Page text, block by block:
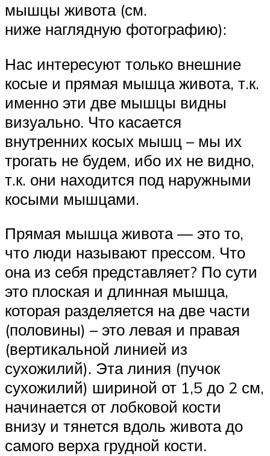
мышцы живота (см.
ниже наглядную фотографию):
Нас интересуют только внешние
косые и прямая мышца живота, т.к.
именно эти две мышцы видны
визуально. Что касается
внутренних косых мышц – мы их
трогать не будем, ибо их не видно,
т.к. они находится под наружными
косыми мышцами.
Прямая мышца живота — это то,
что люди называют прессом. Что
она из себя представляет? По сути
это плоская и длинная мышца,
которая разделяется на две части
(половины) – это левая и правая
(вертикальной линией из
сухожилий). Эта линия (пучок
сухожилий) шириной от 1,5 до 2 см,
начинается от лобковой кости
внизу и тянется вдоль живота до
самого верха грудной кости.